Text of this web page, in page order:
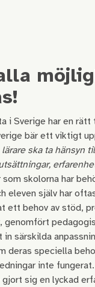
i Sverige har en
bär ett viktigt
lärare ska ta hänsyn
som skolorna har
eleven själv har
ett behov av stöd,
genomfört
särskilda
deras speciella
inte
sig en lyckad